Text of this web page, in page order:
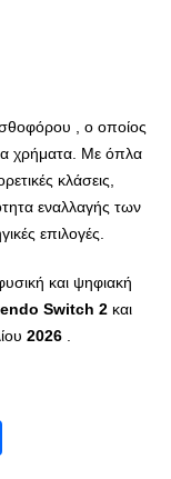
, ο οποίος
χρήματα. Με όπλα
κλάσεις,
εναλλαγής των
επιλογές.
και ψηφιακή
Switch 2 και
2026